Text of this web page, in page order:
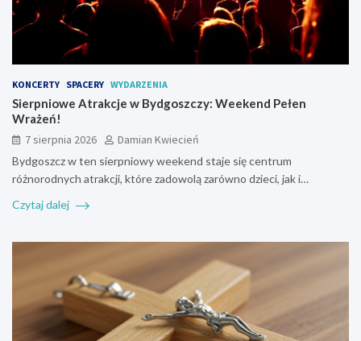
KONCERTY SPACERY WYDARZENIA
Sierpniowe Atrakcje w Bydgoszczy: Weekend Pełen
Wrażeń!
7 sierpnia 2026
Damian Kwiecień
Bydgoszcz w ten sierpniowy weekend staje się centrum
różnorodnych atrakcji, które zadowolą zarówno dzieci, jak i…
Czytaj dalej